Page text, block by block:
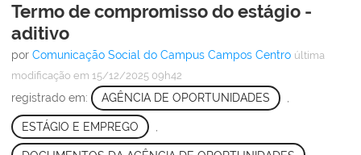
Termo de compromisso do estágio -
aditivo
por Comunicação Social do Campus Campos Centro última
modificação em 15/12/2025 09h42
registrado em: AGÊNCIA DE OPORTUNIDADES ,
ESTÁGIO E EMPREGO